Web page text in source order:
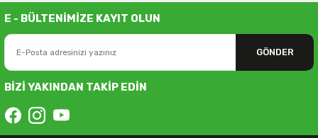
E - BÜLTENİMİZE KAYIT OLUN
GÖNDER
BİZİ YAKINDAN TAKİP EDİN